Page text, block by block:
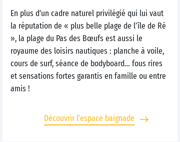
En plus d’un cadre naturel privilégié qui lui vaut
la réputation de « plus belle plage de l’île de Ré
», la plage du Pas des Bœufs est aussi le
royaume des loisirs nautiques : planche à voile,
cours de surf, séance de bodyboard… fous rires
et sensations fortes garantis en famille ou entre
amis !
Découvrir l'espace baignade